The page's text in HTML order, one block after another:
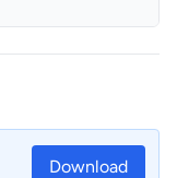
Download